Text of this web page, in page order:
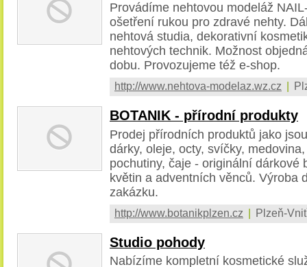
Provádíme nehtovou modeláž
ošetření rukou pro zdravé nehty.
nehtová studia, dekorativní
nehtových technik. Možnost
dobu. Provozujeme též e-shop.
http://www.nehtova-modelaz.wz.cz
BOTANIK - přírodní produkty
Prodej přírodních produktů jako
dárky, oleje, octy, svíčky,
pochutiny, čaje - originální dárkové
květin a adventních věnců. Výroba
zakázku.
http://www.botanikplzen.cz | Plzeň-
Studio pohody
Nabízíme kompletní kosmetické